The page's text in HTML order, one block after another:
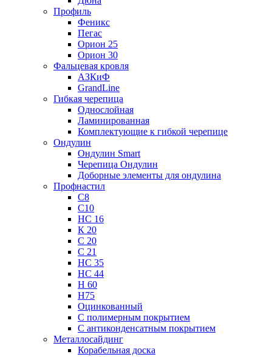
Профиль
Феникс
Пегас
Орион 25
Орион 30
Фальцевая кровля
АЗКиФ
GrandLine
Гибкая черепица
Однослойная
Ламинированная
Комплектующие к гибкой черепице
Ондулин
Ондулин Smart
Черепица Ондулин
Доборные элементы для ондулина
Профнастил
С8
С10
НС 16
К 20
С 20
С 21
НС 35
НС 44
Н 60
Н75
Оцинкованный
С полимерным покрытием
С антиконденсатным покрытием
Металлосайдинг
Корабельная доска